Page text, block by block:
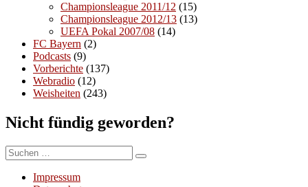
Championsleague 2011/12 (15)
Championsleague 2012/13 (13)
UEFA Pokal 2007/08 (14)
FC Bayern (2)
Podcasts (9)
Vorberichte (137)
Webradio (12)
Weisheiten (243)
Nicht fündig geworden?
Suchen
nach:
Suchen
Impressum